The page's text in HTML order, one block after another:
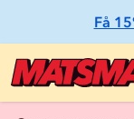
Få